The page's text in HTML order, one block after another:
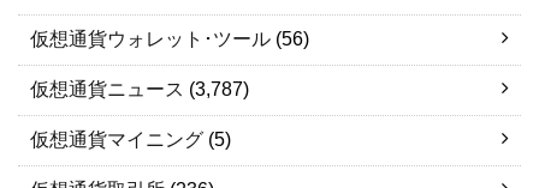
仮想通貨ウォレット･ツール (56)
仮想通貨ニュース (3,787)
仮想通貨マイニング (5)